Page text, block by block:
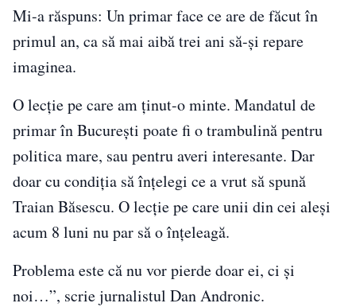
Mi-a răspuns: Un primar face ce are de făcut în
primul an, ca să mai aibă trei ani să-și repare
imaginea.
O lecție pe care am ținut-o minte. Mandatul de
primar în București poate fi o trambulină pentru
politica mare, sau pentru averi interesante. Dar
doar cu condiția să înțelegi ce a vrut să spună
Traian Băsescu. O lecție pe care unii din cei aleși
acum 8 luni nu par să o înțeleagă.
Problema este că nu vor pierde doar ei, ci și
noi…”, scrie jurnalistul Dan Andronic.